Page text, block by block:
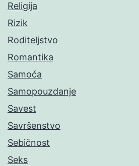
Religija
Rizik
Roditeljstvo
Romantika
Samoća
Samopouzdanje
Savest
Savršenstvo
Sebičnost
Seks